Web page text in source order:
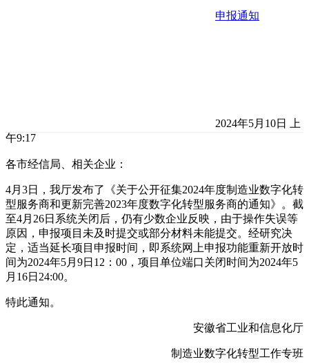
申报通知
2024年5月10日 上
午9:17
各市经信局、相关企业：
4月3日，我厅发布了《关于公开征集2024年度制造业数字化转
型服务商和更新完善2023年度数字化转型服务商的通知》。截
至4月26日系统关闭后，仍有少数企业反映，由于操作失误等
原因，申报项目未及时提交或部分材料未能提交。经研究决
定，适当延长项目申报时间，即系统网上申报功能重新开放时
间为2024年5月9日12：00，项目单位端口关闭时间为2024年5
月16日24:00。
特此通知。
安徽省工业和信息化厅
制造业数字化转型工作专班